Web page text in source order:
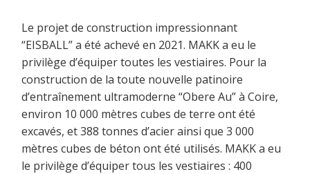
Le projet de construction impressionnant
“EISBALL” a été achevé en 2021. MAKK a eu le
privilège d’équiper toutes les vestiaires. Pour la
construction de la toute nouvelle patinoire
d’entraînement ultramoderne “Obere Au” à Coire,
environ 10 000 mètres cubes de terre ont été
excavés, et 388 tonnes d’acier ainsi que 3 000
mètres cubes de béton ont été utilisés. MAKK a eu
le privilège d’équiper tous les vestiaires : 400